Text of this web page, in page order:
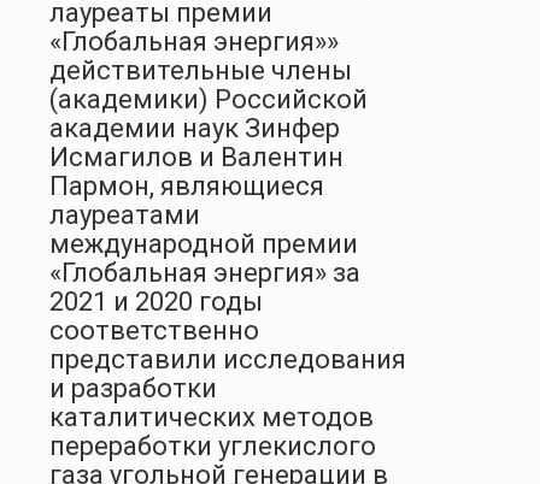
лауреаты премии
«Глобальная энергия»»
действительные члены
(академики) Российской
академии наук Зинфер
Исмагилов и Валентин
Пармон, являющиеся
лауреатами
международной премии
«Глобальная энергия» за
2021 и 2020 годы
соответственно
представили исследования
и разработки
каталитических методов
переработки углекислого
газа угольной генерации в